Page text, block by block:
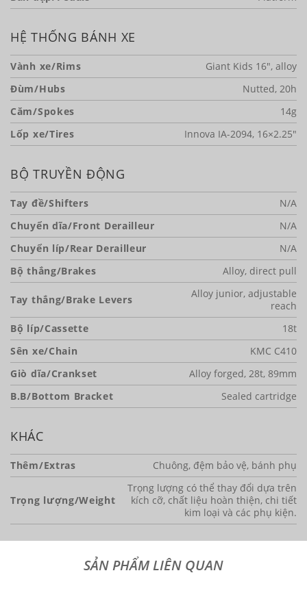
HỆ THỐNG BÁNH XE
Vành xe/Rims
Giant Kids 16″, alloy
Đùm/Hubs
Nutted, 20h
Căm/Spokes
14g
Lốp xe/Tires
Innova IA-2094, 16×2.25″
BỘ TRUYỀN ĐỘNG
Tay đề/Shifters
N/A
Chuyển dĩa/Front Derailleur
N/A
Chuyển líp/Rear Derailleur
N/A
Bộ thắng/Brakes
Alloy, direct pull
Tay thắng/Brake Levers
Alloy junior, adjustable
reach
Bộ líp/Cassette
18t
Sên xe/Chain
KMC C410
Giò dĩa/Crankset
Alloy forged, 28t, 89mm
B.B/Bottom Bracket
Sealed cartridge
KHÁC
Thêm/Extras Chuông, đệm bảo vệ, bánh phụ
Trọng lượng/Weight
Trọng lượng có thể thay đổi dựa trên
kích cỡ, chất liệu hoàn thiện, chi tiết
kim loại và các phụ kiện.